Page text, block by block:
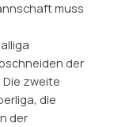
muss
der
zweite
die
der